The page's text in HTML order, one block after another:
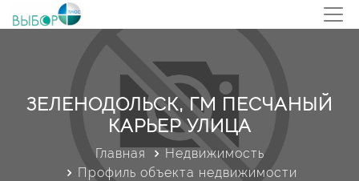
ЗЕЛЕНОДОЛЬСК, ГМ ПЕСЧАНЫЙ
КАРЬЕР УЛИЦА
Главная
Недвижимость
Профиль объекта недвижимости